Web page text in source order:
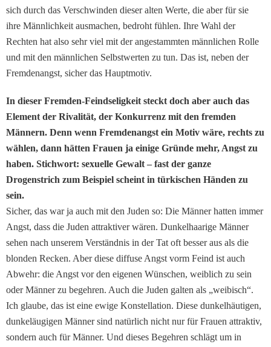
sich durch das Verschwinden dieser alten Werte, die aber für sie
ihre Männlichkeit ausmachen, bedroht fühlen. Ihre Wahl der
Rechten hat also sehr viel mit der angestammten männlichen Rolle
und mit den männlichen Selbstwerten zu tun. Das ist, neben der
Fremdenangst, sicher das Hauptmotiv.
In dieser Fremden-Feindseligkeit steckt doch aber auch das
Element der Rivalität, der Konkurrenz mit den fremden
Männern. Denn wenn Fremdenangst ein Motiv wäre, rechts zu
wählen, dann hätten Frauen ja einige Gründe mehr, Angst zu
haben. Stichwort: sexuelle Gewalt – fast der ganze
Drogenstrich zum Beispiel scheint in türkischen Händen zu
sein.
Sicher, das war ja auch mit den Juden so: Die Männer hatten immer
Angst, dass die Juden attraktiver wären. Dunkelhaarige Männer
sehen nach unserem Verständnis in der Tat oft besser aus als die
blonden Recken. Aber diese diffuse Angst vorm Feind ist auch
Abwehr: die Angst vor den eigenen Wünschen, weiblich zu sein
oder Männer zu begehren. Auch die Juden galten als „weibisch“.
Ich glaube, das ist eine ewige Konstellation. Diese dunkelhäutigen,
dunkeläugigen Männer sind natürlich nicht nur für Frauen attraktiv,
sondern auch für Männer. Und dieses Begehren schlägt um in